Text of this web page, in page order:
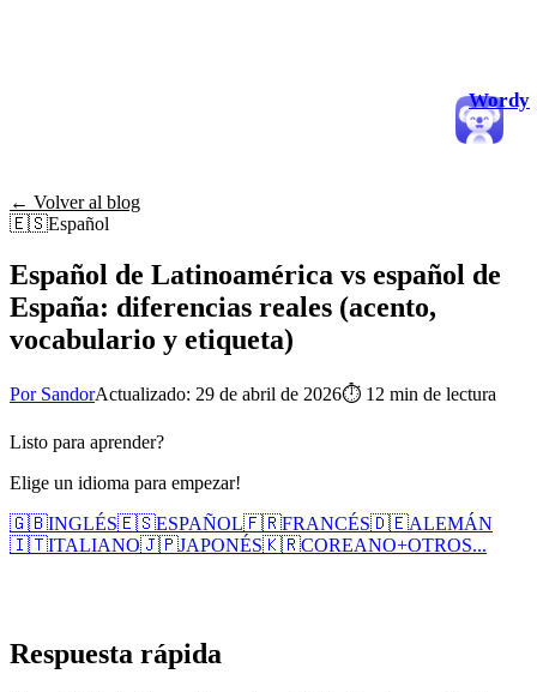
Wordy
← Volver al blog
🇪🇸Español
Español de Latinoamérica vs español de
España: diferencias reales (acento,
vocabulario y etiqueta)
Por SandorActualizado: 29 de abril de 2026⏱ 12 min de lectura
Listo para aprender?
Elige un idioma para empezar!
🇬🇧INGLÉS🇪🇸ESPAÑOL🇫🇷FRANCÉS🇩🇪ALEMÁN
🇮🇹ITALIANO🇯🇵JAPONÉS🇰🇷COREANO+OTROS...
Respuesta rápida